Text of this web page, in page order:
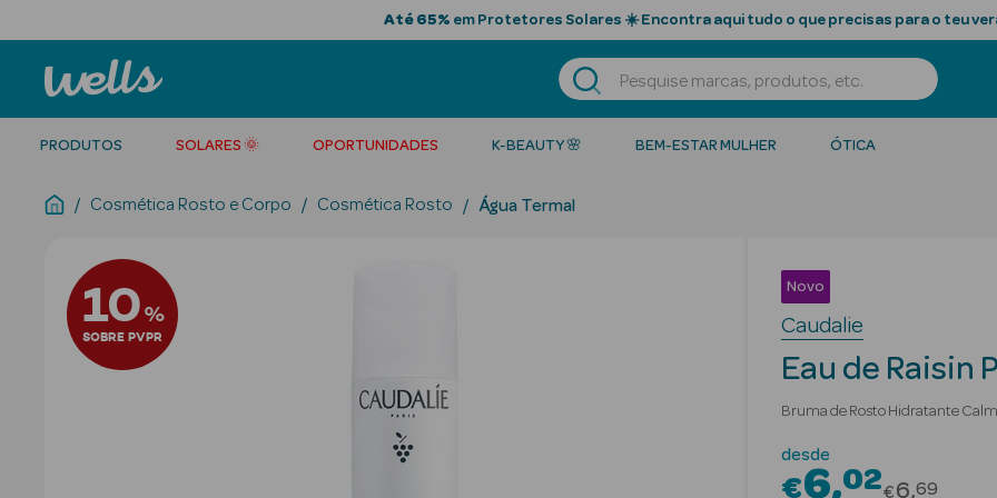
Até 65% em Protetores Solares ☀️ Encontra aqui tudo o que precisas para o teu
PRODUTOS SOLARES 🌞 OPORTUNIDADES K-BEAUTY 🌸 BEM-ESTAR MULHER ÓTICA
Cosmética Rosto e Corpo Cosmética Rosto Água Termal
10%
SOBRE PVPR
Novo
Caudalie
Eau de Raisin
Bruma de Rosto Hidratante
desde
€6 02Price
€6 69